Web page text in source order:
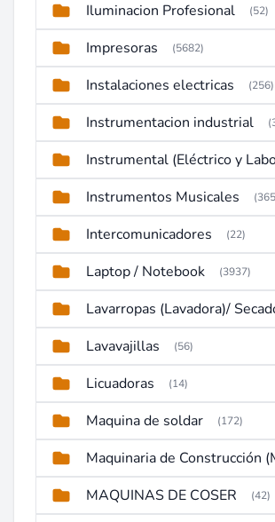
Iluminacion Profesional (52)
Impresoras (5682)
Instalaciones electricas (256)
Instrumentacion industrial
Instrumentos Musicales
Intercomunicadores (22)
Laptop / Notebook (3937)
Lavarropas (Lavadora)/
Lavavajillas (56)
Licuadoras (14)
Maquina de soldar (172)
MAQUINAS DE COSER (42)